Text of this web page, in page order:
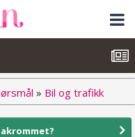
» Bil og trafikk